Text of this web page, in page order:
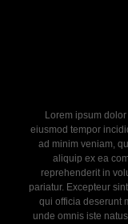
Lorem ipsum
eiusmod tempor
ad minim veniam,
aliquip ex ea
reprehenderit in
pariatur. Excepteur
qui officia deserunt
unde omnis iste